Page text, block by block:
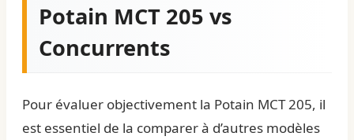
Potain MCT 205 vs
Concurrents
Pour évaluer objectivement la Potain MCT 205, il
est essentiel de la comparer à d’autres modèles